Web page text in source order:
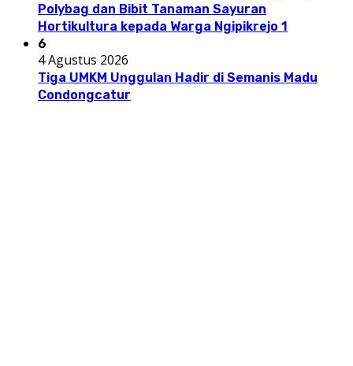
Polybag dan Bibit Tanaman Sayuran
Hortikultura kepada Warga Ngipikrejo 1
6
4 Agustus 2026
Tiga UMKM Unggulan Hadir di Semanis Madu
Condongcatur